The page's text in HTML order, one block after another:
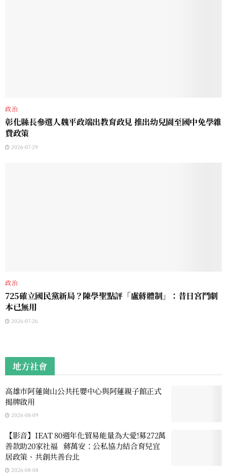
政治
彰化縣長參選人魏平政端出教育政見 推出幼兒園至國中免學雜
費政策
2026-07-29
政治
725確立國民黨新局？陳學聖點評「盧蔣體制」：昔日宮鬥劇
本已無用
2026-07-26
地方社會
高雄市阿蓮崗山公共托嬰中心與阿蓮親子館正式
揭牌啟用
2026-08-09
【影音】IEAT 80週年化貿易能量為大愛!募272萬
善款助20家社福 蔣萬安：公私協力結合育兒宜
居政策、共創共善台北
2026-08-08